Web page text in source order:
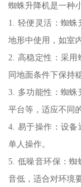
蜘蛛升降机是一种
1. 轻便灵活：蜘
地形中使用，如室
2. 高稳定性：采
同地面条件下保持
3. 多功能性：蜘
平台等，适应不同
4. 易于操作：设
单人操作。
5. 低噪音环保：
音低，适合对环境